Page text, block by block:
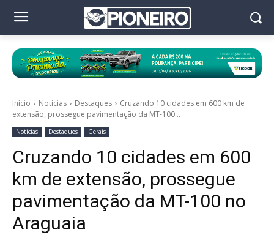
Início Notícias Destaques
Cruzando 10 cidades em 600 km de
extensão, prossegue pavimentação da MT-100...
Notícias Destaques Gerais
Cruzando 10 cidades em 600
km de extensão, prossegue
pavimentação da MT-100 no
Araguaia